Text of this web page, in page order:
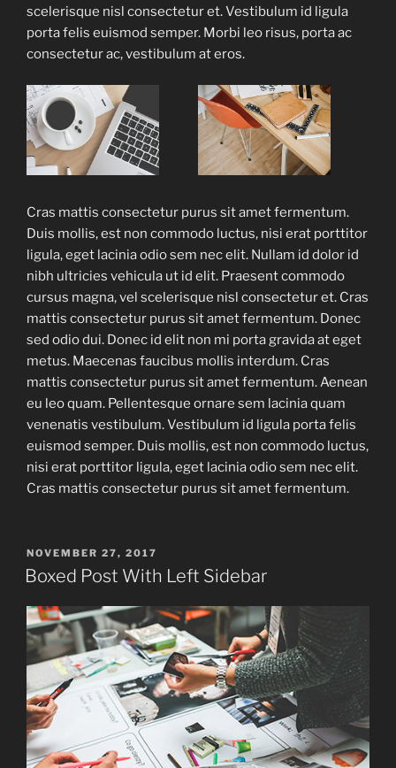
scelerisque nisl consectetur et. Vestibulum id ligula
porta felis euismod semper. Morbi leo risus, porta ac
consectetur ac, vestibulum at eros.
Cras mattis consectetur purus sit amet fermentum.
Duis mollis, est non commodo luctus, nisi erat porttitor
ligula, eget lacinia odio sem nec elit. Nullam id dolor id
nibh ultricies vehicula ut id elit. Praesent commodo
cursus magna, vel scelerisque nisl consectetur et. Cras
mattis consectetur purus sit amet fermentum. Donec
sed odio dui. Donec id elit non mi porta gravida at eget
metus. Maecenas faucibus mollis interdum. Cras
mattis consectetur purus sit amet fermentum. Aenean
eu leo quam. Pellentesque ornare sem lacinia quam
venenatis vestibulum. Vestibulum id ligula porta felis
euismod semper. Duis mollis, est non commodo luctus,
nisi erat porttitor ligula, eget lacinia odio sem nec elit.
Cras mattis consectetur purus sit amet fermentum.
POSTED
ON
NOVEMBER 27, 2017
Boxed Post With Left Sidebar